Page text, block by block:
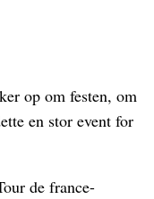
op om festen, om
en stor event for
de france-